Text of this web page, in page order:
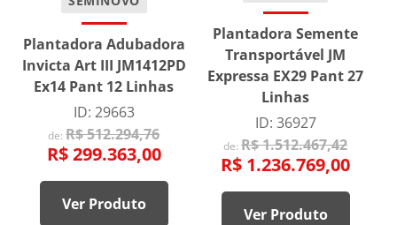
Plantadora Adubadora
Invicta Art III JM1412PD
Ex14 Pant 12 Linhas
ID: 29663
de:R$ 512.294,76
R$ 299.363,00
Ver Produto
Plantadora Semente
Transportável JM
Expressa EX29 Pant 27
Linhas
ID: 36927
de:R$ 1.512.467,42
R$ 1.236.769,00
Ver Produto